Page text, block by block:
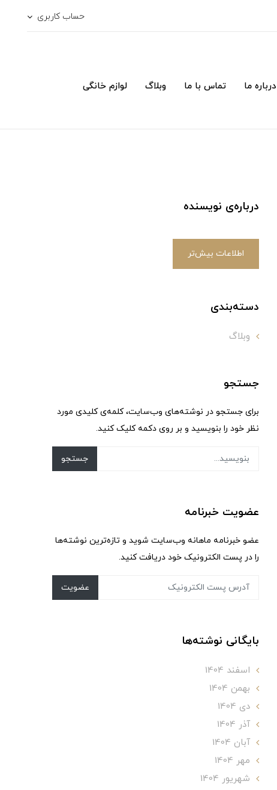
حساب کاربری
درباره ما تماس با ما وبلاگ لوازم خانگی
درباره‌ی نویسنده
اطلاعات بیش‌تر
دسته‌بندی
وبلاگ
جستجو
برای جستجو در نوشته‌های وب‌سایت، کلمه‌ی کلیدی مورد
نظر خود را بنویسید و بر روی دکمه کلیک کنید.
جستجو
عضویت خبرنامه
عضو خبرنامه ماهانه وب‌سایت شوید و تازه‌ترین نوشته‌ها
را در پست الکترونیک خود دریافت کنید.
عضویت
بایگانی نوشته‌ها
اسفند 1404
بهمن 1404
دی 1404
آذر 1404
آبان 1404
مهر 1404
شهریور 1404